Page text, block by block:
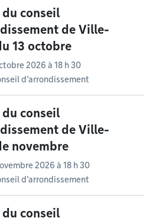
du conseil
de Ville-
13 octobre
2026 à 18 h 30
d'arrondissement
du conseil
de Ville-
novembre
2026 à 18 h 30
d'arrondissement
du conseil